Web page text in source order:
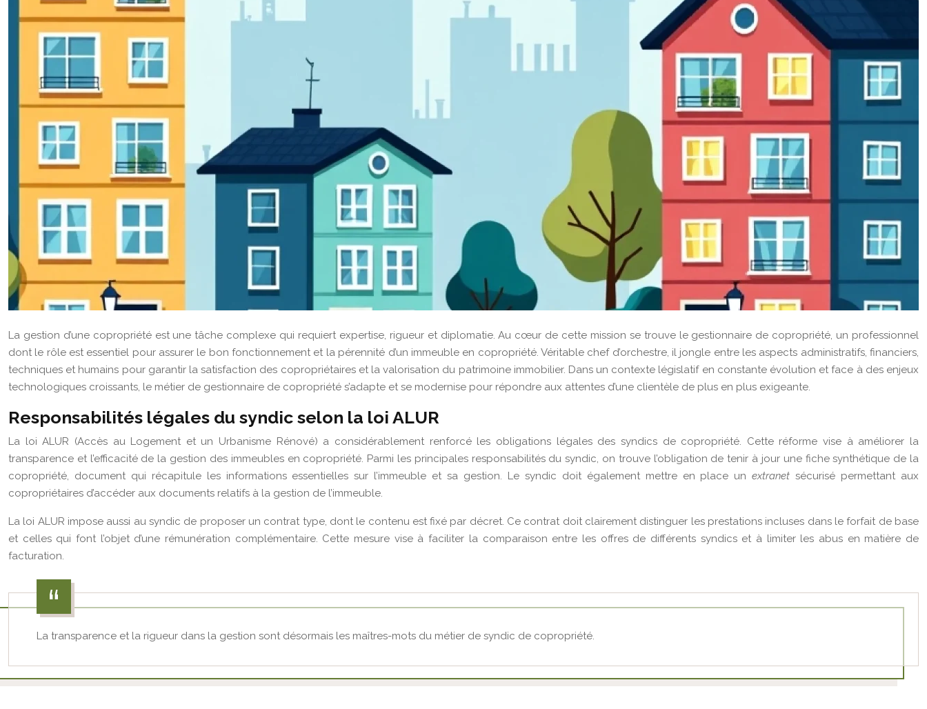
La gestion d’une copropriété est une tâche complexe qui requiert expertise, rigueur et diplomatie. Au cœur de cette mission se trouve le gestionnaire de copropriété, un professionnel
dont le rôle est essentiel pour assurer le bon fonctionnement et la pérennité d’un immeuble en copropriété. Véritable chef d’orchestre, il jongle entre les aspects administratifs, financiers,
techniques et humains pour garantir la satisfaction des copropriétaires et la valorisation du patrimoine immobilier. Dans un contexte législatif en constante évolution et face à des enjeux
technologiques croissants, le métier de gestionnaire de copropriété s’adapte et se modernise pour répondre aux attentes d’une clientèle de plus en plus exigeante.
Responsabilités légales du syndic selon la loi ALUR
La loi ALUR (Accès au Logement et un Urbanisme Rénové) a considérablement renforcé les obligations légales des syndics de copropriété. Cette réforme vise à améliorer la
transparence et l’efficacité de la gestion des immeubles en copropriété. Parmi les principales responsabilités du syndic, on trouve l’obligation de tenir à jour une fiche synthétique de la
copropriété, document qui récapitule les informations essentielles sur l’immeuble et sa gestion. Le syndic doit également mettre en place unextranetsécurisé permettant aux
copropriétaires d’accéder aux documents relatifs à la gestion de l’immeuble.
La loi ALUR impose aussi au syndic de proposer un contrat type, dont le contenu est fixé par décret. Ce contrat doit clairement distinguer les prestations incluses dans le forfait de base
et celles qui font l’objet d’une rémunération complémentaire. Cette mesure vise à faciliter la comparaison entre les offres de différents syndics et à limiter les abus en matière de
facturation.
La transparence et la rigueur dans la gestion sont désormais les maîtres-mots du métier de syndic de copropriété.